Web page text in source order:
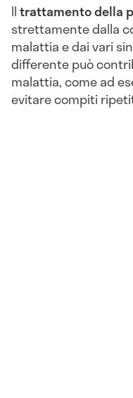
Iltrattamento della
strettamente dalla
malattia e dai vari
differente può
malattia, come ad
evitare compiti